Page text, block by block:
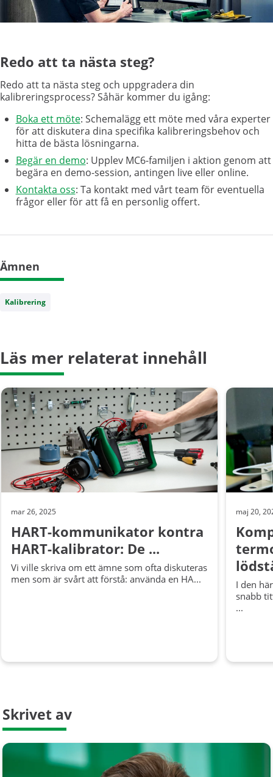
Redo att ta nästa steg?
Redo att ta nästa steg och uppgradera din
kalibreringsprocess? Såhär kommer du igång:
Boka ett möte: Schemalägg ett möte med våra experter
för att diskutera dina specifika kalibreringsbehov och
hitta de bästa lösningarna.
Begär en demo: Upplev MC6-familjen i aktion genom att
begära en demo-session, antingen live eller online.
Kontakta oss: Ta kontakt med vårt team för eventuella
frågor eller för att få en personlig offert.
Ämnen
Kalibrering
Läs mer relaterat innehåll
mar 26, 2025
HART-kommunikator kontra
HART-kalibrator: De ...
Vi ville skriva om ett ämne som ofta diskuteras
men som är svårt att förstå: använda en HA...
maj 20,
I den
snabb
...
Skrivet av